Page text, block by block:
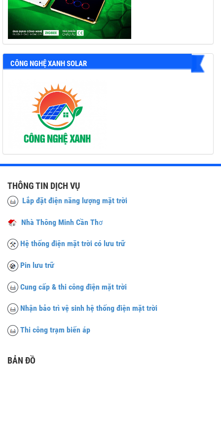
CÔNG NGHỆ XANH SOLAR
THÔNG TIN DỊCH VỤ
Lắp đặt điện năng lượng mặt trời
Nhà Thông Minh Cần Thơ
Hệ thống điện mặt trời có lưu trữ
Pin lưu trữ
Cung cấp & thi công điện mặt trời
Nhận bảo trì vệ sinh hệ thống điện mặt trời
Thi công trạm biến áp
BẢN ĐỒ